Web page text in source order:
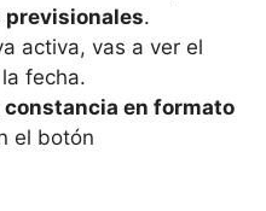
.
activa, vas a ver el
fecha.
en formato
el botón